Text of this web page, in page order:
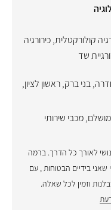
קולורקטלית,כירורגיה
שד
,בני ברק,ראשון לציון,
,מכבי שירותי
לאורך כל הדרך. ברמה
בידיים הבטוחות , עם
וזמין לכל שאלה.